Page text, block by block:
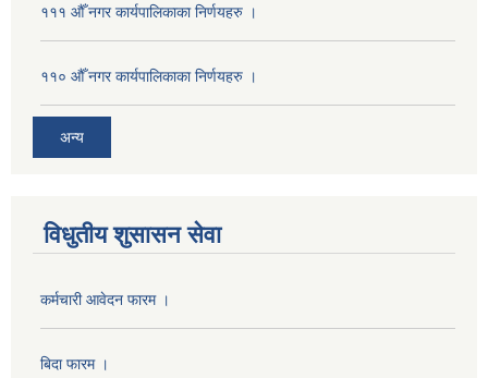
१११ औँ नगर कार्यपालिकाका निर्णयहरु ।
११० औँ नगर कार्यपालिकाका निर्णयहरु ।
अन्य
विधुतीय शुसासन सेवा
कर्मचारी आवेदन फारम ।
बिदा फारम ।